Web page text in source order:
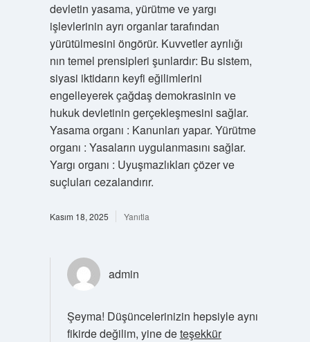
devletin yasama, yürütme ve yargı
işlevlerinin ayrı organlar tarafından
yürütülmesini öngörür. Kuvvetler ayrılığı
nın temel prensipleri şunlardır: Bu sistem,
siyasi iktidarın keyfi eğilimlerini
engelleyerek çağdaş demokrasinin ve
hukuk devletinin gerçekleşmesini sağlar.
Yasama organı : Kanunları yapar. Yürütme
organı : Yasaların uygulanmasını sağlar.
Yargı organı : Uyuşmazlıkları çözer ve
suçluları cezalandırır.
Kasım 18, 2025 Yanıtla
admin
Şeyma! Düşüncelerinizin hepsiyle aynı
fikirde değilim, yine deteşekkür